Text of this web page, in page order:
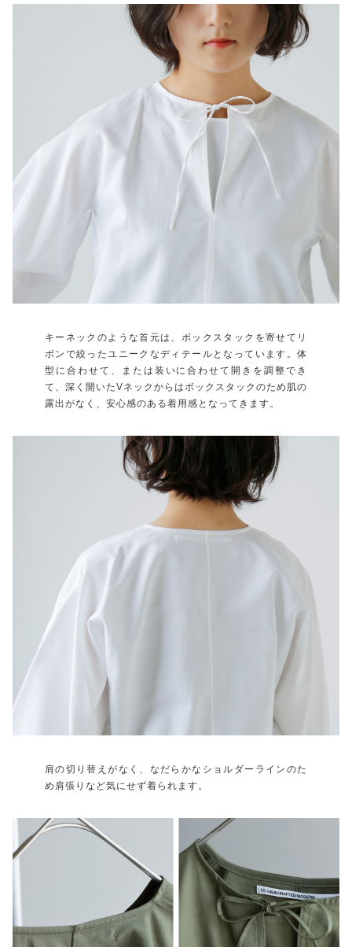
キーネックのような首元は、ボックスタックを寄せてリ
ボンで絞ったユニークなディテールとなっています。体
型に合わせて、または装いに合わせて開きを調整でき
て、深く開いたVネックからはボックスタックのため肌の
露出がなく、安心感のある着用感となってきます。
肩の切り替えがなく、なだらかなショルダーラインのた
め肩張りなど気にせず着られます。